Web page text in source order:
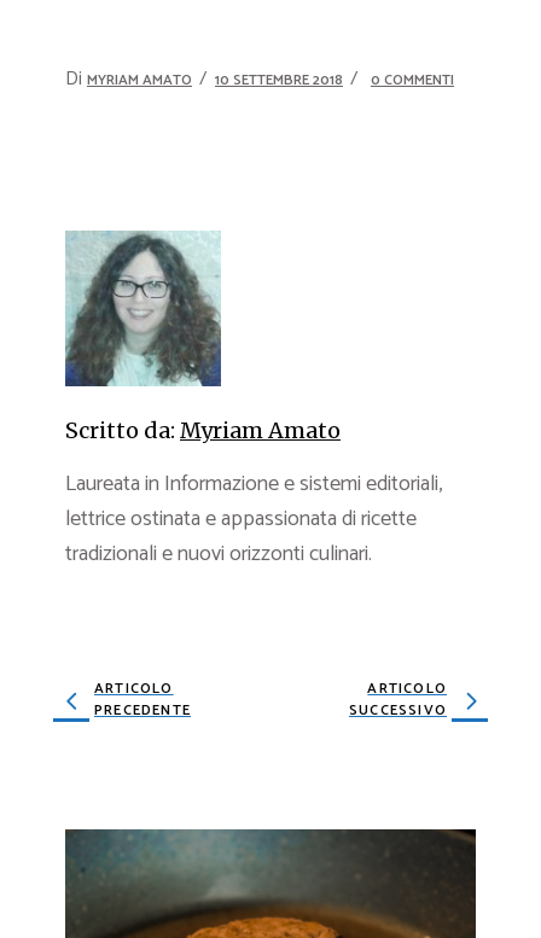
Di MYRIAM AMATO 10 SETTEMBRE 2018 0 COMMENTI
Scritto da: Myriam Amato
Laureata in Informazione e sistemi editoriali,
lettrice ostinata e appassionata di ricette
tradizionali e nuovi orizzonti culinari.
ARTICOLO
PRECEDENTE
ARTICOLO
SUCCESSIVO